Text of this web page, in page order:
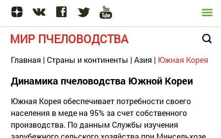
МИР ПЧЕЛОВОДСТВА
Главная | Страны и континенты | Азия | Южная Корея
Динамика пчеловодства Южной Кореи
Южная Корея обеспечивает потребности своего
населения в меде на 95% за счет собственного
производства. По данным Службы изучения